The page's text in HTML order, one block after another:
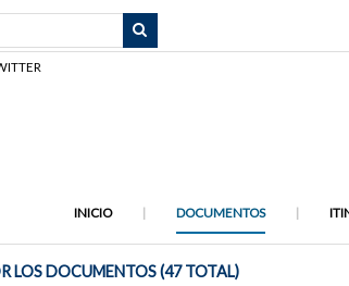
INICIO DOCUMENTOS
LOS DOCUMENTOS (47 TOTAL)